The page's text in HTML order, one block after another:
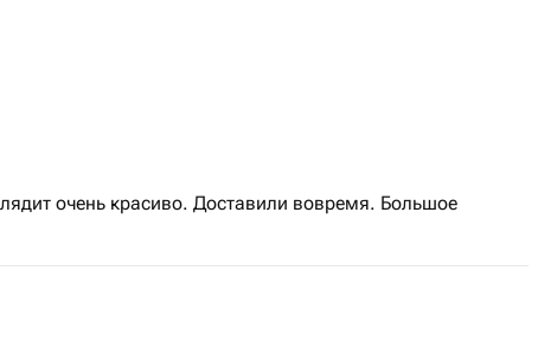
очень красиво. Доставили вовремя. Большое